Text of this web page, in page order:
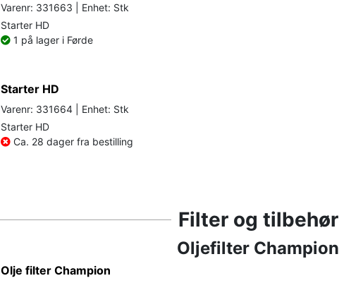
Varenr: 331663 | Enhet: Stk
Starter HD
1 på lager i Førde
Starter HD
Varenr: 331664 | Enhet: Stk
Starter HD
Ca. 28 dager fra bestilling
Filter og tilbehør
Oljefilter Champion
Olje filter Champion